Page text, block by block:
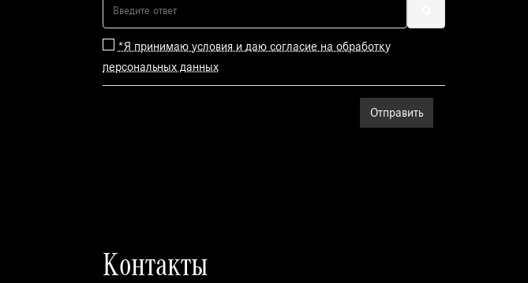
*Я принимаю условия и даю согласие на обработку
персональных данных
Отправить
Контакты